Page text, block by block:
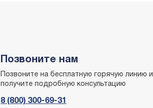
Позвоните нам
Позвоните на бесплатную горячую линию и
получите подробную консультацию
8 (800) 300-69-31